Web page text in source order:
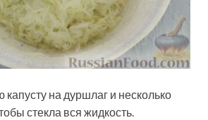
капусту на дуршлаг и несколько
стекла вся жидкость.